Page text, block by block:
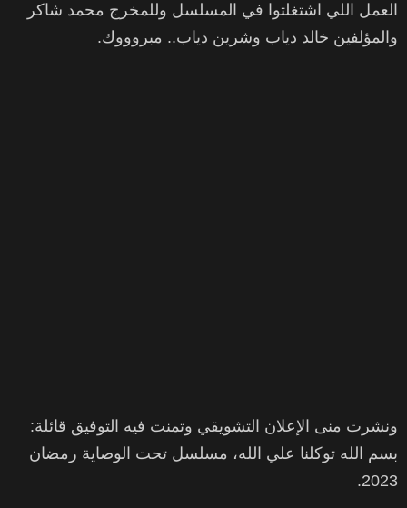
العمل اللي اشتغلتوا في المسلسل وللمخرج محمد شاكر
والمؤلفين خالد دياب وشرين دياب.. مبروووك.
ونشرت منى الإعلان التشويقي وتمنت فيه التوفيق قائلة:
بسم الله توكلنا علي الله، مسلسل تحت الوصاية رمضان
2023.